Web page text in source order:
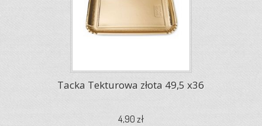
Tacka Tekturowa złota 49,5 x36
4,90 zł